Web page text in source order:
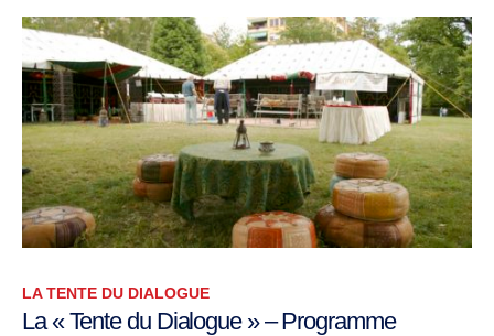
LA TENTE DU DIALOGUE
La « Tente du Dialogue » – Programme